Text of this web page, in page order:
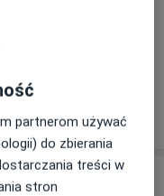
partnerom używać
do zbierania
treści w
stron